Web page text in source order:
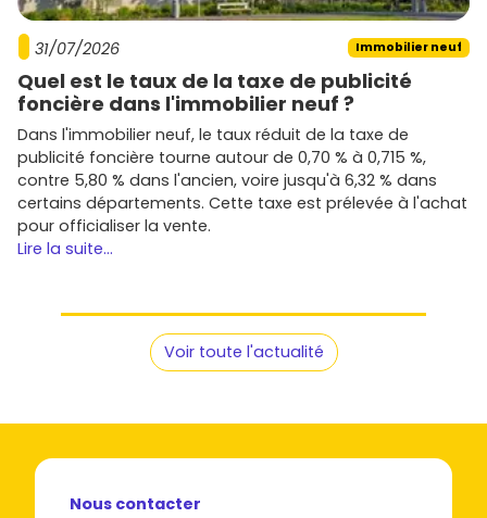
31/07/2026 Immobilier neuf
Quel est le taux de la taxe de publicité
foncière dans l'immobilier neuf ?
Dans l'immobilier neuf, le taux réduit de la taxe de
publicité foncière tourne autour de 0,70 % à 0,715 %,
contre 5,80 % dans l'ancien, voire jusqu'à 6,32 % dans
certains départements. Cette taxe est prélevée à l'achat
pour officialiser la vente.
Lire la suite...
Voir toute l'actualité
Nous contacter